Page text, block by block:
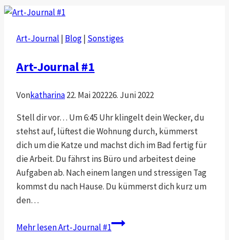
Art-Journal | Blog| Sonstiges
Art-Journal #1
Vonkatharina22. Mai 202226. Juni 2022
Stell dir vor… Um 6:45 Uhr klingelt dein Wecker, du
stehst auf, lüftest die Wohnung durch, kümmerst
dich um die Katze und machst dich im Bad fertig für
die Arbeit. Du fährst ins Büro und arbeitest deine
Aufgaben ab. Nach einem langen und stressigen Tag
kommst du nach Hause. Du kümmerst dich kurz um
den…
Mehr lesenArt-Journal #1